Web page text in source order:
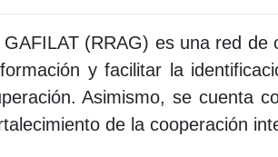
(RRAG) es una red
y facilitar la
Asimismo, se cuenta
de la cooperación